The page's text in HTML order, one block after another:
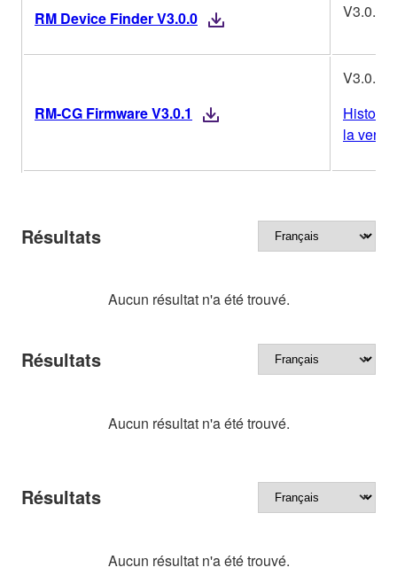
RM Device Finder V3.0.0 V3.0.0
RM-CG Firmware V3.0.1
V3.0.1
la
Résultats
Aucun résultat n'a été trouvé.
Résultats
Aucun résultat n'a été trouvé.
Résultats
Aucun résultat n'a été trouvé.